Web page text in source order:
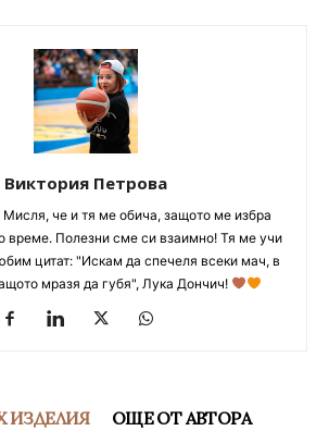
Виктория Петрова
че и тя ме обича, защото ме избра
време. Полезни сме си взаимно! Тя ме учи
цитат: "Искам да спечеля всеки мач, в
мразя да губя", Лука Дончич!
ИЗДЕЛИЯ ОЩЕ ОТ АВТОРА